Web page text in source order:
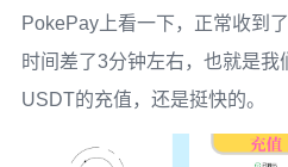
PokePay上看一下，正常收到
时间差了3分钟左右，也就是我
USDT的充值，还是挺快的。